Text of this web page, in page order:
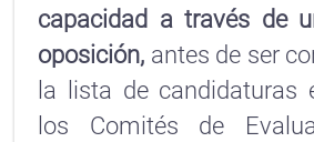
capacidad a través de
oposición, antes de ser
la lista de candidaturas
los Comités de